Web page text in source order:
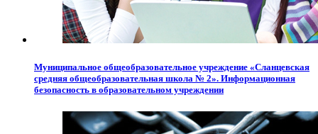
Муниципальное общеобразовательное учреждение «Сланцевская
средняя общеобразовательная школа № 2». Информационная
безопасность в образовательном учреждении